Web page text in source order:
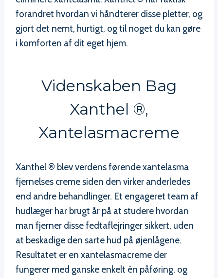
forandret hvordan vi håndterer disse pletter, og
gjort det nemt, hurtigt, og til noget du kan gøre
i komforten af dit eget hjem.
Videnskaben Bag
Xanthel ®,
Xantelasmacreme
Xanthel ® blev verdens førende xantelasma
fjernelses creme siden den virker anderledes
end andre behandlinger. Et engageret team af
hudlæger har brugt år på at studere hvordan
man fjerner disse fedtaflejringer sikkert, uden
at beskadige den sarte hud på øjenlågene.
Resultatet er en xantelasmacreme der
fungerer med ganske enkelt én påføring, og